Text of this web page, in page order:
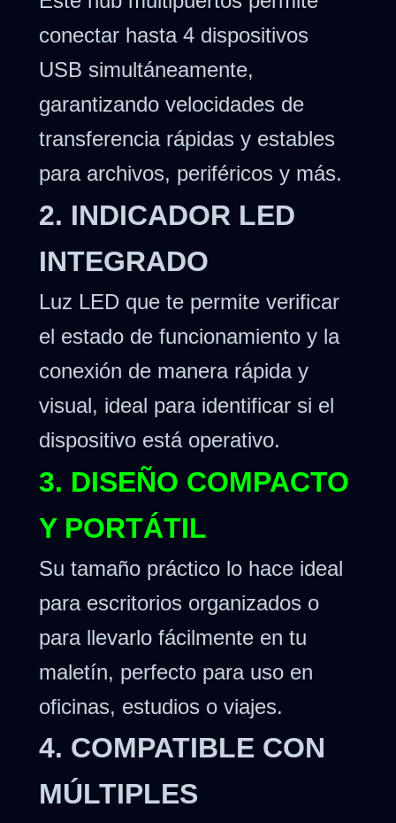
conectar hasta 4 dispositivos
USB simultáneamente,
garantizando velocidades de
transferencia rápidas y estables
para archivos, periféricos y más.
2. INDICADOR LED
INTEGRADO
Luz LED que te permite verificar
el estado de funcionamiento y la
conexión de manera rápida y
visual, ideal para identificar si el
dispositivo está operativo.
3. DISEÑO COMPACTO
Y PORTÁTIL
Su tamaño práctico lo hace ideal
para escritorios organizados o
para llevarlo fácilmente en tu
maletín, perfecto para uso en
oficinas, estudios o viajes.
4. COMPATIBLE CON
MÚLTIPLES